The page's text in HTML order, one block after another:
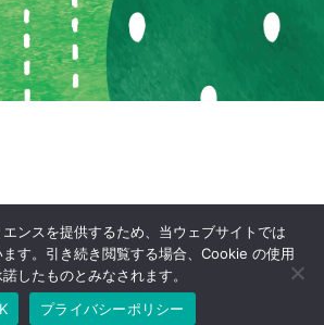
ンスを提供するため、当ウェブサイトでは
す。引き続き閲覧する場合、Cookie の使用
したものとみなされます。
プライバシーポリシー